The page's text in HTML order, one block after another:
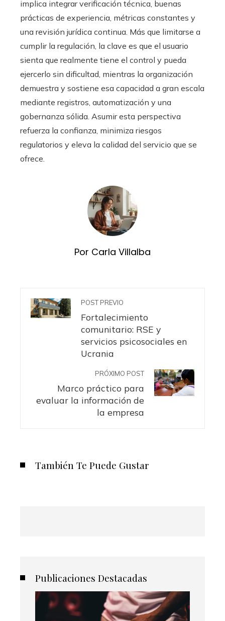
implica integrar verificación técnica, buenas
prácticas de experiencia, métricas constantes y
una revisión jurídica continua. Más que limitarse a
cumplir la regulación, la clave es que el usuario
sienta que realmente tiene el control y pueda
ejercerlo sin dificultad, mientras la organización
demuestra y sostiene esa capacidad a gran escala
mediante registros, automatización y una
gobernanza sólida. Asumir esta perspectiva
refuerza la confianza, minimiza riesgos
regulatorios y eleva la calidad del servicio que se
ofrece.
Por Carla Villalba
POST PREVIO
Fortalecimiento
comunitario: RSE y
servicios psicosociales en
Ucrania
PRÓXIMO POST
Marco práctico para
evaluar la información de
la empresa
También Te Puede Gustar
Publicaciones Destacadas